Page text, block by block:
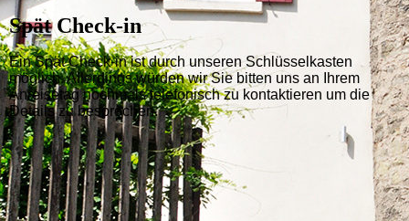
Spät Check-in
Ein Spät Check-in ist durch unseren Schlüsselkasten
möglich. Allerdings würden wir Sie bitten uns an Ihrem
Anreisetag nochmals telefonisch zu kontaktieren um die
Details zu besprechen.